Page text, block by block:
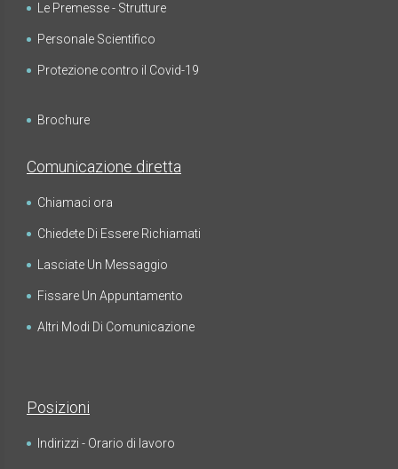
Le Premesse - Strutture
Personale Scientifico
Protezione contro il Covid-19
Brochure
Comunicazione diretta
Chiamaci ora
Chiedete Di Essere Richiamati
Lasciate Un Messaggio
Fissare Un Appuntamento
Altri Modi Di Comunicazione
Posizioni
Indirizzi - Orario di lavoro